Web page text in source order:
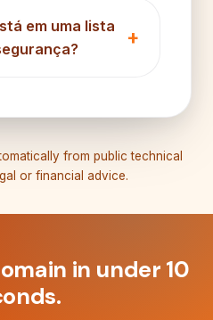
em uma lista
from public technical
or financial advice.
in under 10